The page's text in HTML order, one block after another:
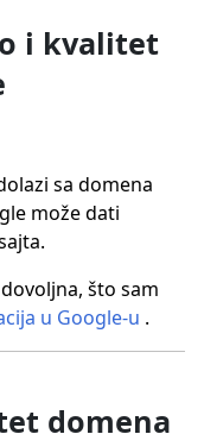
i kvalitet
sa domena
može dati
što sam
u Google-u .
domena